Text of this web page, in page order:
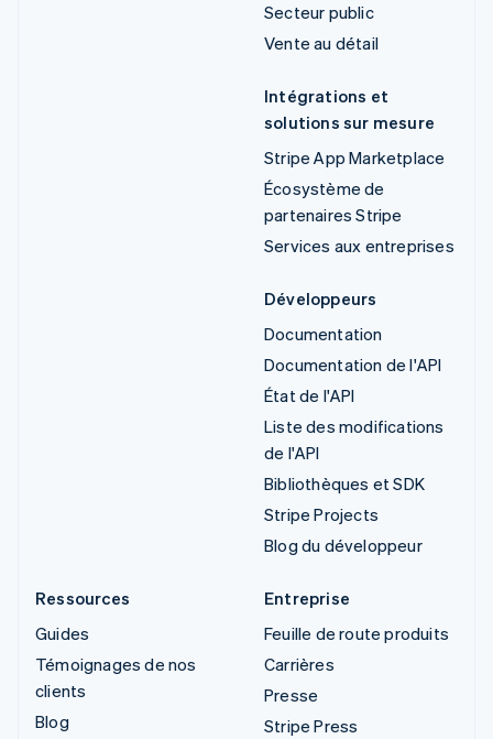
Secteur public
Vente au détail
Intégrations et
solutions sur mesure
Stripe App Marketplace
Écosystème de
partenaires Stripe
Services aux entreprises
Développeurs
Documentation
Documentation de l'API
État de l'API
Liste des modifications
de l'API
Bibliothèques et SDK
Stripe Projects
Blog du développeur
Ressources
Guides
Témoignages de nos
clients
Blog
Entreprise
Feuille de route produits
Carrières
Presse
Stripe Press